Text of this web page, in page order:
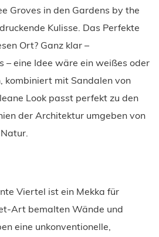
Groves in den Gardens by the
Kulisse. Das Perfekte
Ort? Ganz klar –
– eine Idee wäre ein weißes oder
kombiniert mit Sandalen von
Look passt perfekt zu den
der Architektur umgeben von
Viertel ist ein Mekka für
Art bemalten Wände und
eine unkonventionelle,